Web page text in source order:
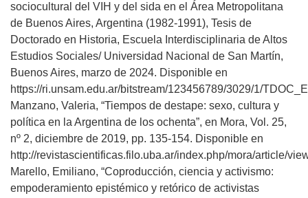
sociocultural del VIH y del sida en el Área Metropolitana
de Buenos Aires, Argentina (1982-1991), Tesis de
Doctorado en Historia, Escuela Interdisciplinaria de Altos
Estudios Sociales/ Universidad Nacional de San Martín,
Buenos Aires, marzo de 2024. Disponible en
https://ri.unsam.edu.ar/bitstream/123456789/3029/1/
Manzano, Valeria, “Tiempos de destape: sexo, cultura y
política en la Argentina de los ochenta”, en Mora, Vol. 25,
nº 2, diciembre de 2019, pp. 135-154. Disponible en
http://revistascientificas.filo.uba.ar/index.php/mora/article/
Marello, Emiliano, “Coproducción, ciencia y activismo:
empoderamiento epistémico y retórico de activistas